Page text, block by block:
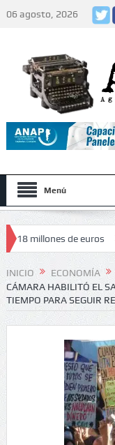
06 agosto, 2026
Menú
de euros
los jugadores:
INICIO ECONOMÍA
CÁMARA HABILITÓ EL
TIEMPO PARA SEGUIR